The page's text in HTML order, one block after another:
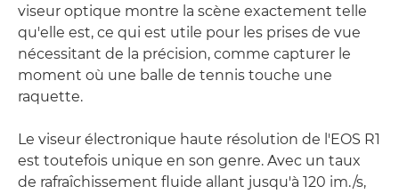
viseur optique montre la scène exactement telle
qu'elle est, ce qui est utile pour les prises de vue
nécessitant de la précision, comme capturer le
moment où une balle de tennis touche une
raquette.
Le viseur électronique haute résolution de l'EOS R1
est toutefois unique en son genre. Avec un taux
de rafraîchissement fluide allant jusqu'à 120 im./s,